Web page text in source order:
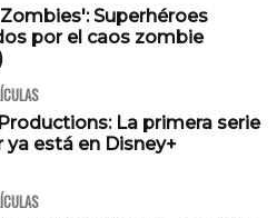
Superhéroes
por el caos zombie
La primera serie
ya está en Disney+